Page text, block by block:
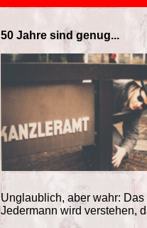
50 Jahre sind genug...
Unglaublich, aber wahr:
Jedermann wird verstehen,